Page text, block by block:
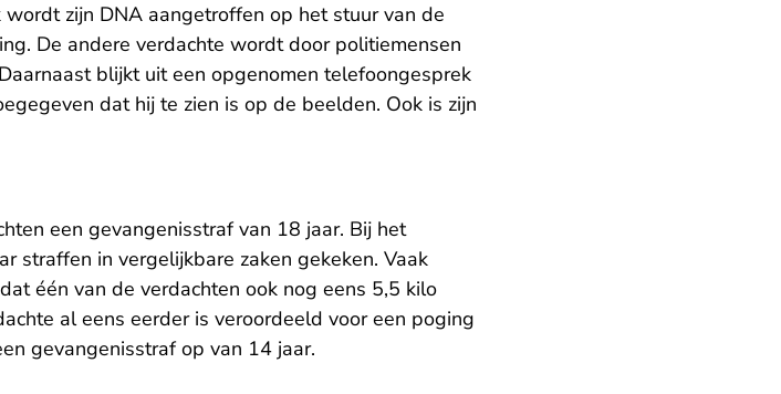
wordt zijn DNA aangetroffen op het stuur van de
De andere verdachte wordt door politiemensen
blijkt uit een opgenomen telefoongesprek
dat hij te zien is op de beelden. Ook is zijn
een gevangenisstraf van 18 jaar. Bij het
straffen in vergelijkbare zaken gekeken. Vaak
één van de verdachten ook nog eens 5,5 kilo
al eens eerder is veroordeeld voor een poging
gevangenisstraf op van 14 jaar.